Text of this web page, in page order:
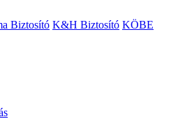
Biztosító K&H Biztosító KÖBE